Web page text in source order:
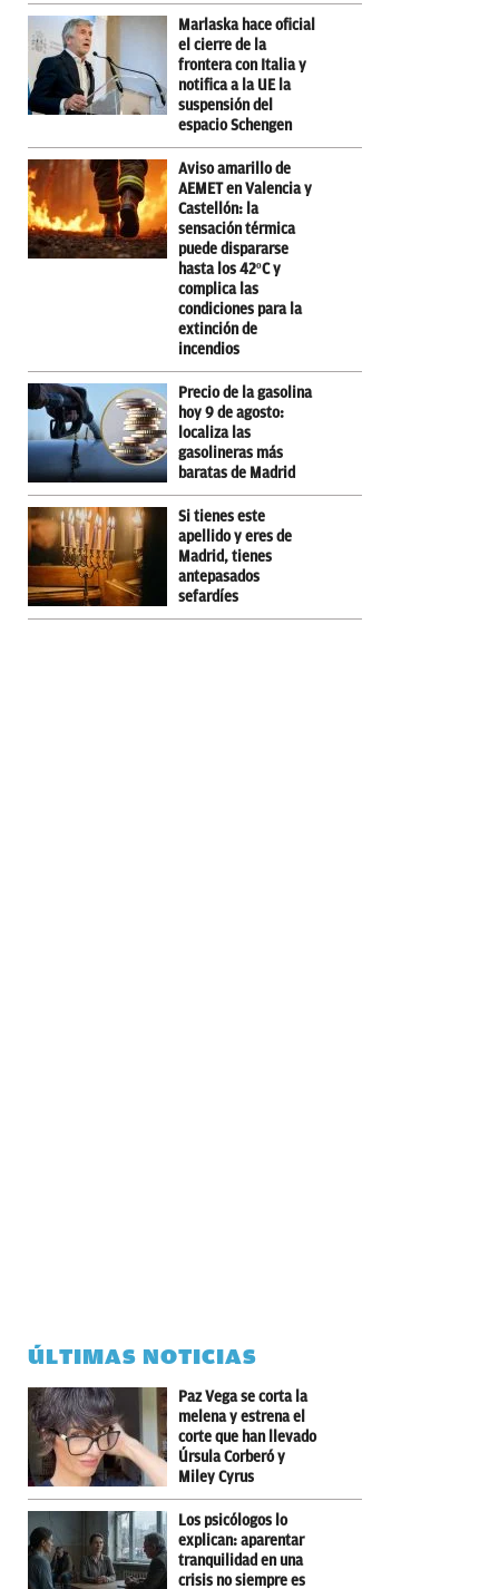
Marlaska hace oficial
el cierre de la
frontera con Italia y
notifica a la UE la
suspensión del
espacio Schengen
Aviso amarillo de
AEMET en Valencia y
Castellón: la
sensación térmica
puede dispararse
hasta los 42ºC y
complica las
condiciones para la
extinción de
incendios
Precio de la gasolina
hoy 9 de agosto:
localiza las
gasolineras más
baratas de Madrid
Si tienes este
apellido y eres de
Madrid, tienes
antepasados
sefardíes
ÚLTIMAS NOTICIAS
Paz Vega se corta la
melena y estrena el
corte que han llevado
Úrsula Corberó y
Miley Cyrus
Los psicólogos lo
explican: aparentar
tranquilidad en una
crisis no siempre es